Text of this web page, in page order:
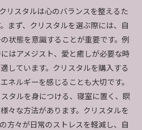
リスタルは心のバランスを整えるた
まず、クリスタルを選ぶ際には、自
状態を意識することが重要です。例
はアメジスト、愛と癒しが必要な時
しています。クリスタルを購入する
ネルギーを感じることも大切です。
タルを身につける、寝室に置く、瞑
々な方法があります。クリスタルを
方々が日常のストレスを軽減し、自